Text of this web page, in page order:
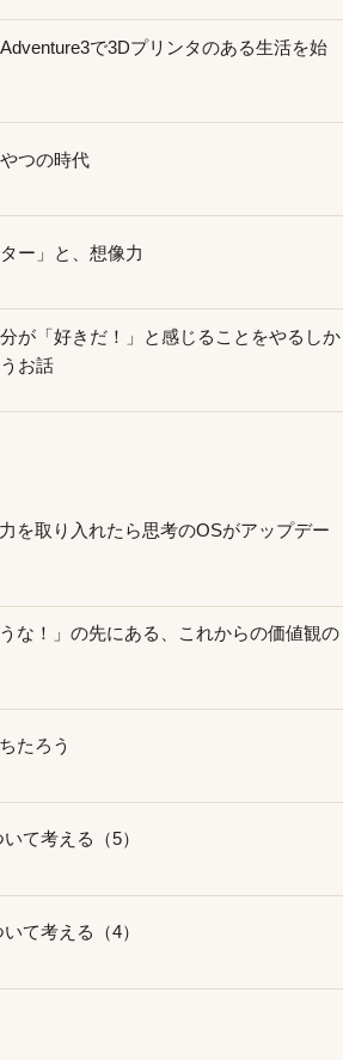
で3Dプリンタのある生活を始
つの時代
ー」と、想像力
が「好きだ！」と感じることをやるしか
お話
を取り入れたら思考のOSがアップデー
うな！」の先にある、これからの価値観の
たろう
て考える（5）
て考える（4）